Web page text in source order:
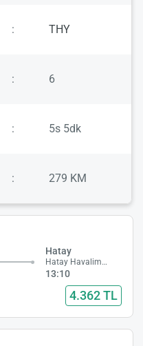
: THY
: 6
: 5s 5dk
: 279 KM
Hatay
Hatay Havalimanı
13:10
4.362 TL